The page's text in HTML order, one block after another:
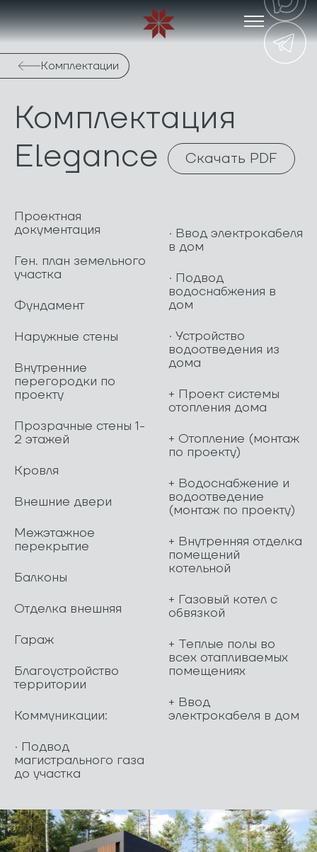
Комплектации
Комплектация
Elegance
Скачать PDF
Проектная
документация
Ген. план земельного
участка
Фундамент
Наружные стены
Внутренние
перегородки по
проекту
Прозрачные стены 1-
2 этажей
Кровля
Внешние двери
Межэтажное
перекрытие
Балконы
Отделка внешняя
Гараж
Благоустройство
территории
Коммуникации:
· Подвод
магистрального газа
до участка
· Ввод электрокабеля
в дом
· Подвод
водоснабжения в
дом
· Устройство
водоотведения из
дома
+ Проект системы
отопления дома
+ Отопление (монтаж
по проекту)
+ Водоснабжение и
водоотведение
(монтаж по проекту)
+ Внутренняя отделка
помещений
котельной
+ Газовый котел с
обвязкой
+ Теплые полы во
всех отапливаемых
помещениях
+ Ввод
электрокабеля в дом